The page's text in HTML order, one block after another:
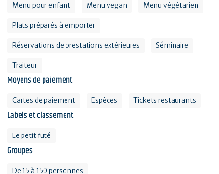
Menu pour enfant Menu vegan Menu végétarien
Plats préparés à emporter
Réservations de prestations extérieures Séminaire
Traiteur
Moyens de paiement
Cartes de paiement Espèces Tickets restaurants
Labels et classement
Le petit futé
Groupes
De 15 à 150 personnes